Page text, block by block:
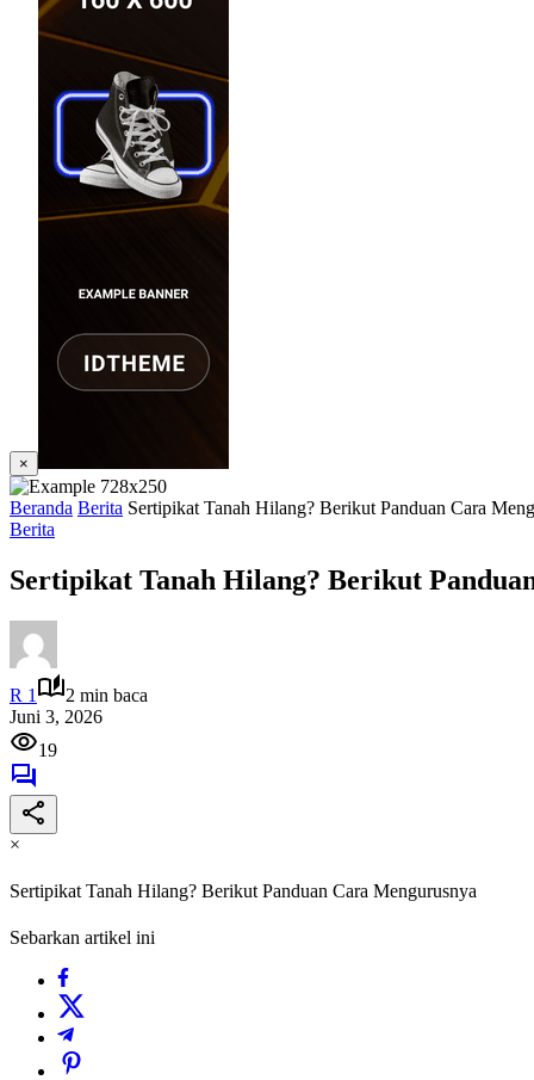
×
Beranda Berita Sertipikat Tanah Hilang? Berikut Panduan Cara
Berita
Sertipikat Tanah Hilang? Berikut
R 1
2 min baca
Juni 3, 2026
19
×
Sertipikat Tanah Hilang? Berikut Panduan Cara Mengurusnya
Sebarkan artikel ini